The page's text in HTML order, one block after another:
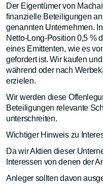
Der Eigentümer von
finanzielle Beteiligungen
genannten Unternehmen.
Netto-Long-Position 0,5 %
eines Emittenten, wie es
gefordert ist. Wir kaufen
während oder nach
erzielen.
Wir werden diese
Beteiligungen relevante
unterschreiten.
Wichtiger Hinweis zu
Da wir Aktien dieser
Interessen von denen der
Anleger sollten davon